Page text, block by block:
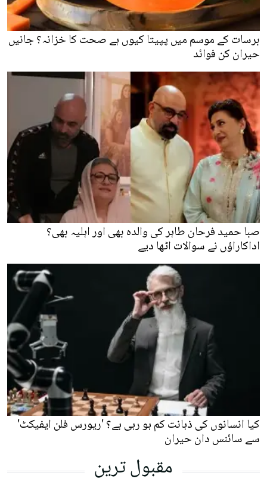
برسات کے موسم میں پپیتا کیوں ہے صحت کا خزانہ؟ جانیں
حیران کن فوائد
صبا حمید فرحان طاہر کی والدہ بھی اور اہلیہ بھی؟
اداکاراؤں نے سوالات اٹھا دیے
کیا انسانوں کی ذہانت کم ہو رہی ہے؟ 'ریورس فلن ایفیکٹ'
سے سائنس دان حیران
مقبول ترین